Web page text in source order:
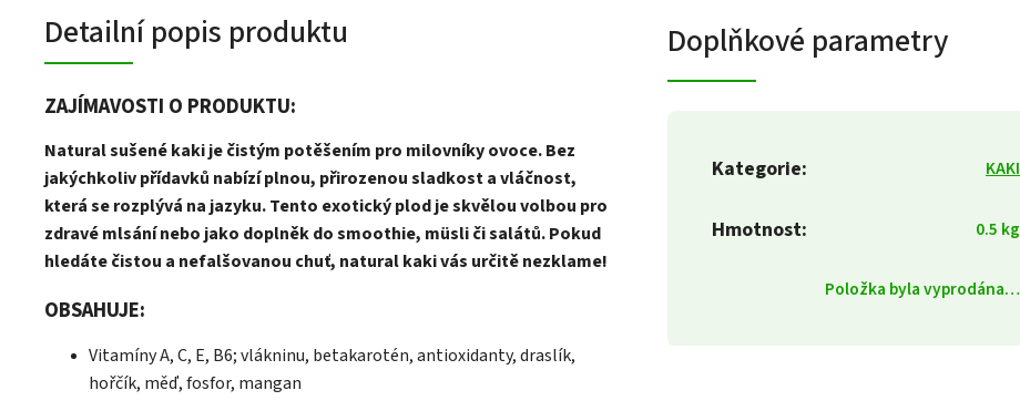
Detailní popis produktu
ZAJÍMAVOSTI O PRODUKTU:
Natural sušené kaki je čistým potěšením pro milovníky ovoce. Bez
jakýchkoliv přídavků nabízí plnou, přirozenou sladkost a vláčnost,
která se rozplývá na jazyku. Tento exotický plod je skvělou volbou pro
zdravé mlsání nebo jako doplněk do smoothie, müsli či salátů. Pokud
hledáte čistou a nefalšovanou chuť, natural kaki vás určitě nezklame!
OBSAHUJE:
Vitamíny A, C, E, B6; vlákninu, betakarotén, antioxidanty, draslík,
hořčík, měď, fosfor, mangan
Doplňkové parametry
Kategorie: KAKI
Hmotnost: 0.5 kg
Položka byla vyprodána…